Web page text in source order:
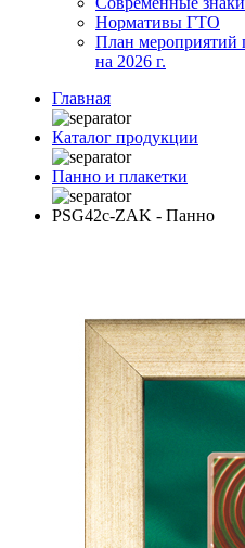
Нормативы ГТО
План
на 2026 г.
Главная
Каталог продукции
Панно и плакетки
PSG42c-ZAK - Панно